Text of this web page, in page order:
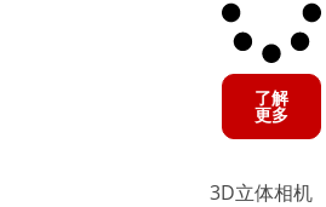
3D立体相机
了解
更多